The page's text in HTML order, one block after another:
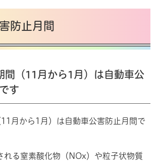
防止月間
間（11月から1月）は自動車公
す
月から1月）は自動車公害防止月間で
れる窒素酸化物（NOx）や粒子状物質